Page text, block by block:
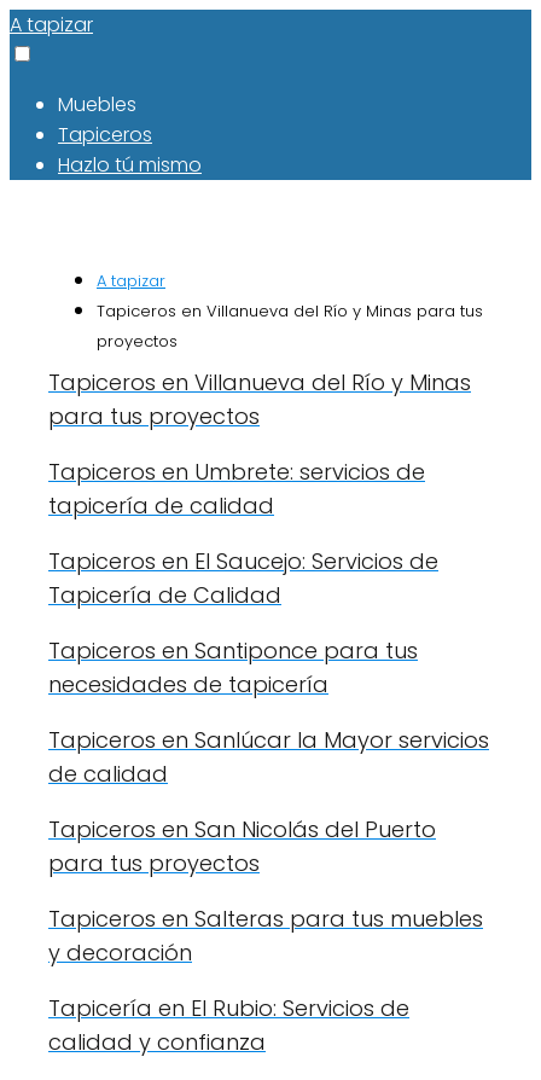
A tapizar
Muebles
Tapiceros
Hazlo tú mismo
A tapizar
Tapiceros en Villanueva del Río y Minas para tus
proyectos
Tapiceros en Villanueva del Río y Minas
para tus proyectos
Tapiceros en Umbrete: servicios de
tapicería de calidad
Tapiceros en El Saucejo: Servicios de
Tapicería de Calidad
Tapiceros en Santiponce para tus
necesidades de tapicería
Tapiceros en Sanlúcar la Mayor servicios
de calidad
Tapiceros en San Nicolás del Puerto
para tus proyectos
Tapiceros en Salteras para tus muebles
y decoración
Tapicería en El Rubio: Servicios de
calidad y confianza